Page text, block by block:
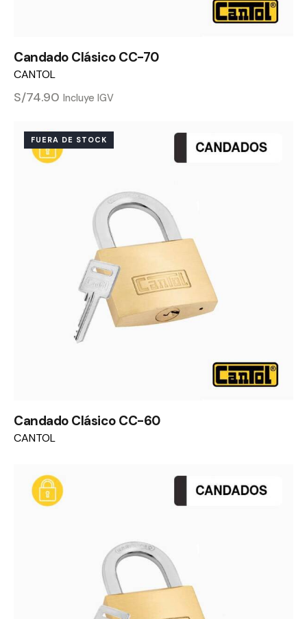
Candado Clásico CC-70
CANTOL
S/74.90 Incluye IGV
FUERA DE STOCK
Candado Clásico CC-60
CANTOL